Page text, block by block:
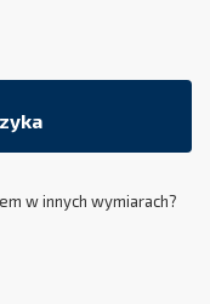
w innych wymiarach?